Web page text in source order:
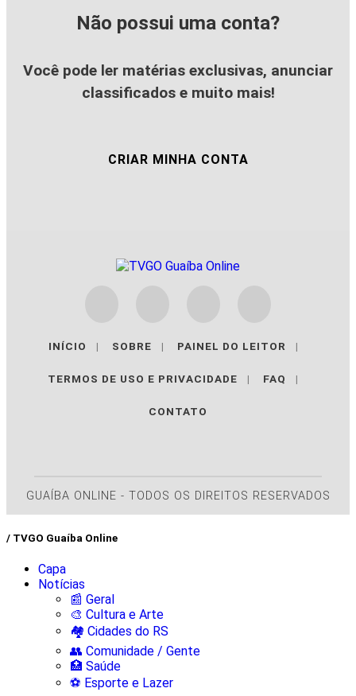
Não possui uma conta?
Você pode ler matérias exclusivas, anunciar
classificados e muito mais!
CRIAR MINHA CONTA
INÍCIO | SOBRE | PAINEL DO LEITOR |
TERMOS DE USO E PRIVACIDADE | FAQ |
CONTATO
GUAÍBA ONLINE - TODOS OS DIREITOS RESERVADOS
/ TVGO Guaíba Online
Capa
Notícias
📰 Geral
🎨 Cultura e Arte
🏘️ Cidades do RS
👥 Comunidade / Gente
🏥 Saúde
⚽ Esporte e Lazer